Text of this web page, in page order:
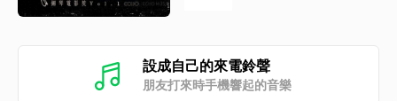
設成自己的來電鈴聲
朋友打來時手機響起的音樂